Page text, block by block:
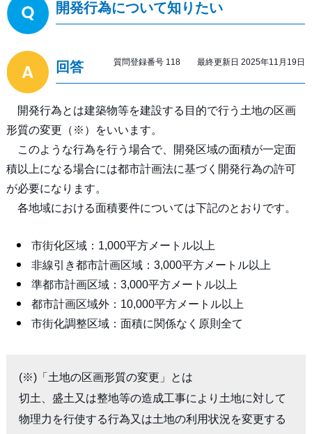
開発行為について知りたい
回答 質問登録番号 118 最終更新日 2025年11月19日
開発行為とは建築物等を建設する目的で行う土地の区画
形質の変更（※）をいいます。
このような行為を行う場合で、開発区域の面積が一定面
積以上になる場合には都市計画法に基づく開発行為の許可
が必要になります。
各地域における面積要件については下記のとおりです。
市街化区域：1,000平方メートル以上
非線引き都市計画区域：3,000平方メートル以上
準都市計画区域：3,000平方メートル以上
都市計画区域外：10,000平方メートル以上
市街化調整区域：面積に関係なく原則全て
(※)「土地の区画形質の変更」とは
切土、盛土又は整地等の造成工事により土地に対して
物理力を行使する行為又は土地の利用状況を変更する